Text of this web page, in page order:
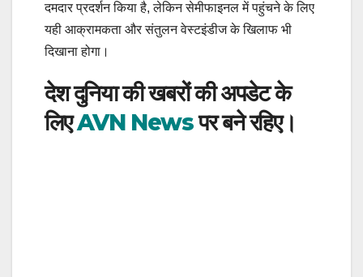
दमदार प्रदर्शन किया है, लेकिन सेमीफाइनल में पहुंचने के लिए
यही आक्रामकता और संतुलन वेस्टइंडीज के खिलाफ भी
दिखाना होगा।
देश दुनिया की खबरों की अपडेट के
लिएAVN Newsपर बने रहिए।